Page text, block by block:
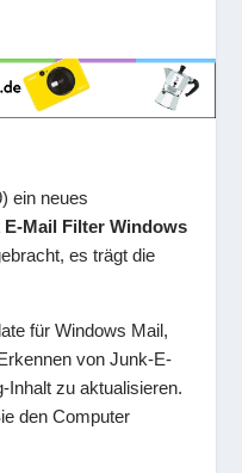
ein neues
E-Mail Filter Windows
es trägt die
für Windows Mail,
von Junk-E-
Inhalt zu aktualisieren.
den Computer